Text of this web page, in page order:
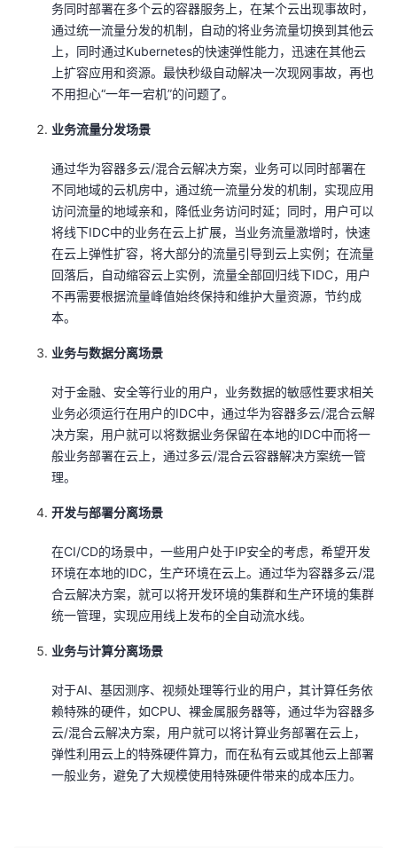
务同时部署在多个云的容器服务上，在某个云出现事故时，
通过统一流量分发的机制，自动的将业务流量切换到其他云
上，同时通过Kubernetes的快速弹性能力，迅速在其他云
上扩容应用和资源。最快秒级自动解决一次现网事故，再也
不用担心“一年一宕机”的问题了。
业务流量分发场景
通过华为容器多云/混合云解决方案，业务可以同时部署在
不同地域的云机房中，通过统一流量分发的机制，实现应用
访问流量的地域亲和，降低业务访问时延；同时，用户可以
将线下IDC中的业务在云上扩展，当业务流量激增时，快速
在云上弹性扩容，将大部分的流量引导到云上实例；在流量
回落后，自动缩容云上实例，流量全部回归线下IDC，用户
不再需要根据流量峰值始终保持和维护大量资源，节约成
本。
业务与数据分离场景
对于金融、安全等行业的用户，业务数据的敏感性要求相关
业务必须运行在用户的IDC中，通过华为容器多云/混合云解
决方案，用户就可以将数据业务保留在本地的IDC中而将一
般业务部署在云上，通过多云/混合云容器解决方案统一管
理。
开发与部署分离场景
在CI/CD的场景中，一些用户处于IP安全的考虑，希望开发
环境在本地的IDC，生产环境在云上。通过华为容器多云/混
合云解决方案，就可以将开发环境的集群和生产环境的集群
统一管理，实现应用线上发布的全自动流水线。
业务与计算分离场景
对于AI、基因测序、视频处理等行业的用户，其计算任务依
赖特殊的硬件，如CPU、裸金属服务器等，通过华为容器多
云/混合云解决方案，用户就可以将计算业务部署在云上，
弹性利用云上的特殊硬件算力，而在私有云或其他云上部署
一般业务，避免了大规模使用特殊硬件带来的成本压力。